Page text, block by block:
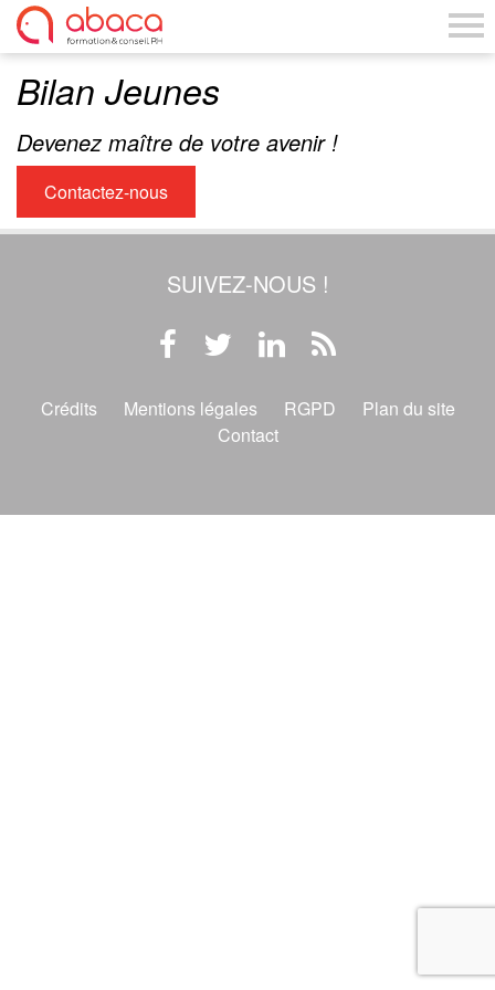
Bilan Jeunes
Devenez maître de votre avenir !
Contactez-nous
SUIVEZ-NOUS !
Crédits Mentions légales RGPD
Plan du site
Contact